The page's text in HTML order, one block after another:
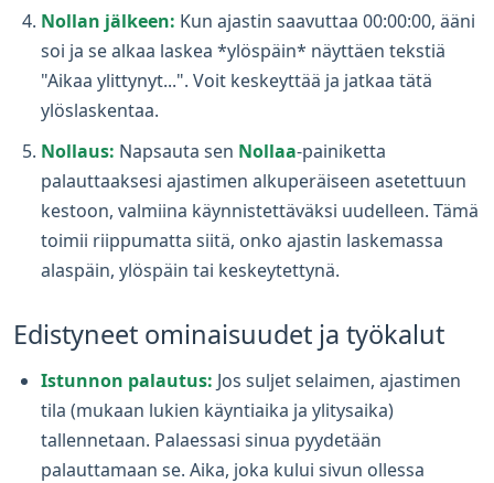
Nollan jälkeen: Kun ajastin saavuttaa 00:00:00, ääni
soi ja se alkaa laskea *ylöspäin* näyttäen tekstiä
"Aikaa ylittynyt...". Voit keskeyttää ja jatkaa tätä
ylöslaskentaa.
Nollaus: Napsauta sen Nollaa-painiketta
palauttaaksesi ajastimen alkuperäiseen asetettuun
kestoon, valmiina käynnistettäväksi uudelleen. Tämä
toimii riippumatta siitä, onko ajastin laskemassa
alaspäin, ylöspäin tai keskeytettynä.
Edistyneet ominaisuudet ja työkalut
Istunnon palautus: Jos suljet selaimen, ajastimen
tila (mukaan lukien käyntiaika ja ylitysaika)
tallennetaan. Palaessasi sinua pyydetään
palauttamaan se. Aika, joka kului sivun ollessa